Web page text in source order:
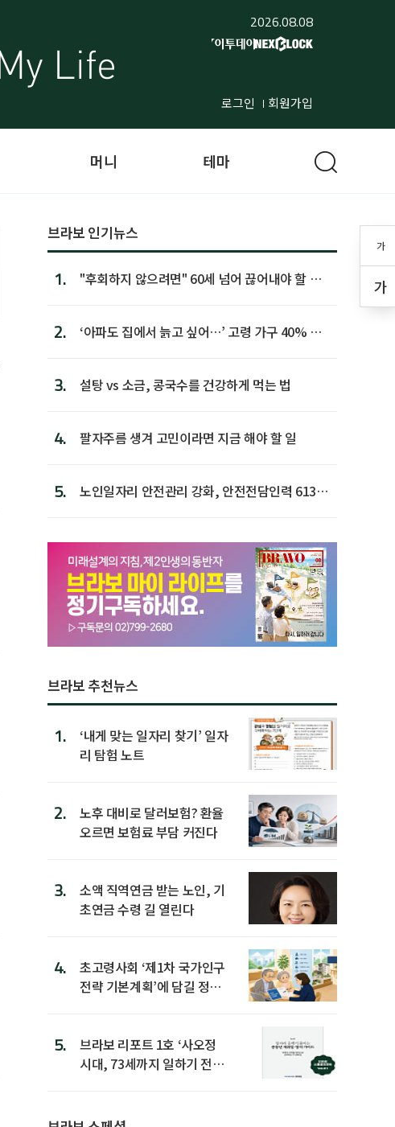
2026.08.08
로그인 회원가입
가
가
머니 테마
브라보 인기뉴스
1.
"후회하지 않으려면" 60세 넘어 끊어내야 할 사
2.
‘아파도 집에서 늙고 싶어…’ 고령 가구 40% 노
3. 설탕 vs 소금, 콩국수를 건강하게 먹는 법
4. 팔자주름 생겨 고민이라면 지금 해야 할 일
5.
노인일자리 안전관리 강화, 안전전담인력 613명
브라보 추천뉴스
1.
‘내게 맞는 일자리 찾기’ 일자
리 탐험 노트
2.
노후 대비로 달러보험? 환율
오르면 보험료 부담 커진다
3.
소액 직역연금 받는 노인, 기
초연금 수령 길 열린다
4.
초고령사회 ‘제1차 국가인구
전략 기본계획’에 담길 정책
5.
브라보 리포트 1호 ‘사오정
시대, 73세까지 일하기 전략’